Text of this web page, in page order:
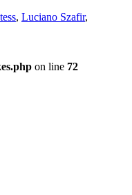
, Luciano Szafir,
on line 72